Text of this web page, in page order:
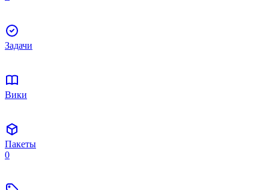
Задачи
Вики
Пакеты
0